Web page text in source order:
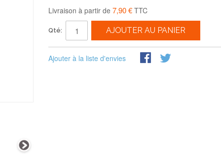
Livraison à partir de 7,90 € TTC
Qté: AJOUTER AU PANIER
Ajouter à la liste d'envies